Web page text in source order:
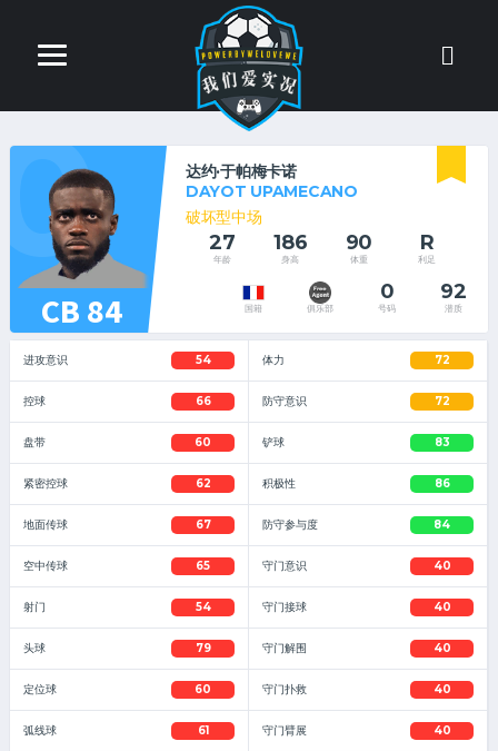
CB 84
达约·于帕梅卡诺
DAYOT UPAMECANO
破坏型中场
27
年龄
186
身高
90
体重
R
利足
国籍 俱乐部
0
号码
92
潜质
进攻意识 54
控球 66
盘带 60
紧密控球 62
地面传球 67
空中传球 65
射门 54
头球 79
定位球 60
弧线球 61
体力 72
防守意识 72
铲球 83
积极性 86
防守参与度 84
守门意识 40
守门接球 40
守门解围 40
守门扑救 40
守门臂展 40